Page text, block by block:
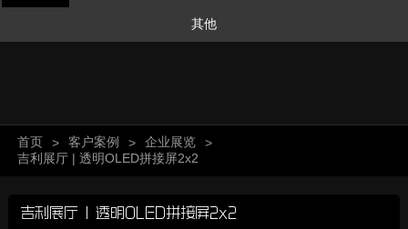
其他
首页 > 客户案例 > 企业展览
>
吉利展厅 | 透明OLED拼接屏2x2
吉利展厅 | 透明OLED拼接屏2x2